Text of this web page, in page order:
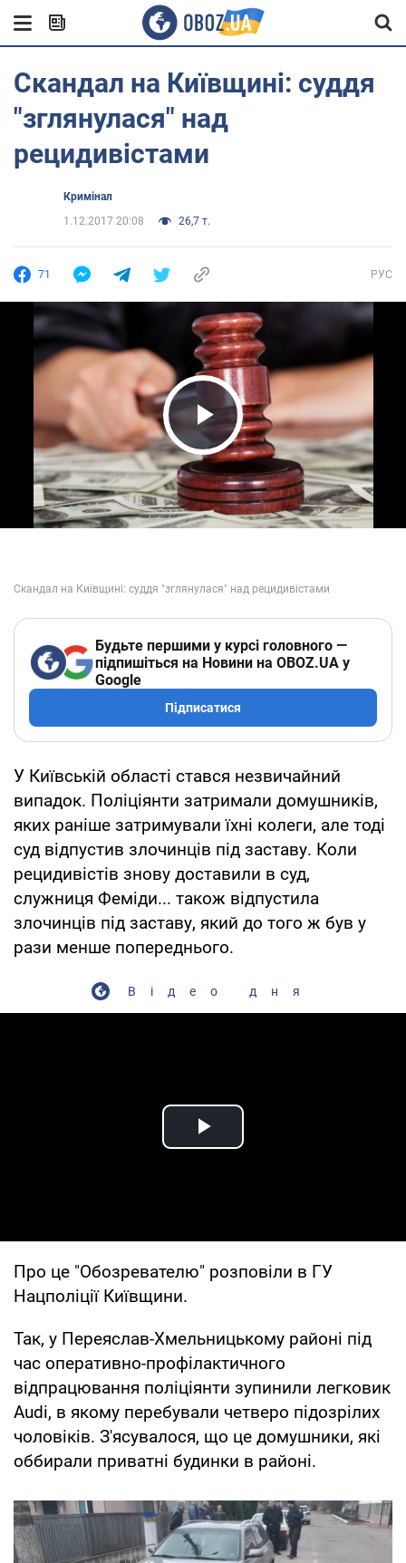
Скандал на Київщині: суддя
"зглянулася" над
рецидивістами
Кримінал
1.12.2017 20:08
26,7 т.
71 РУС
Play Video
Будьте першими у курсі головного —
підпишіться на Новини на OBOZ.UA у
Google
Підписатися
У Київській області стався незвичайний
випадок. Поліціянти затримали домушників,
яких раніше затримували їхні колеги, але тоді
суд відпустив злочинців під заставу. Коли
рецидивістів знову доставили в суд,
служниця Феміди... також відпустила
злочинців під заставу, який до того ж був у
рази менше попереднього.
Відео дня
Play Video
Про це "Обозревателю" розповіли в ГУ
Нацполіції Київщини.
Так, у Переяслав-Хмельницькому районі під
час оперативно-профілактичного
відпрацювання поліціянти зупинили легковик
Audi, в якому перебували четверо підозрілих
чоловіків. З'ясувалося, що це домушники, які
оббирали приватні будинки в районі.